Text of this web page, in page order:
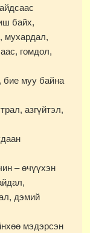
байх,
мухардал,
гомдол,
бие муу байна
азгүйтэл,
– өчүүхэн
дэмий
мэдэрсэн